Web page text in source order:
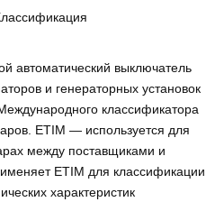
автоматический выключатель
и генераторных установок
классификатора
ETIM — используется для
между поставщиками и
ETIM для классификации
характеристик